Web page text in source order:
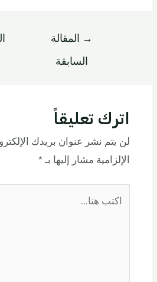
→ المقالة
السابقة
اترك تعليقاً
لن يتم نشر عنوان بريدك
الإلزامية مشار إليها بـ *